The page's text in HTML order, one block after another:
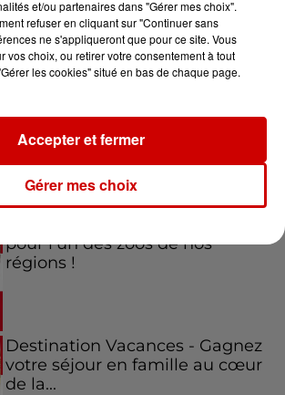
Voir plus
festival Marché Gourmand 2026
à Coulon !
pour l'un des zoos de nos
régions !
Destination Vacances - Gagnez
votre séjour en famille au cœur
de la...
et/ou partenaires dans "Gérer mes choix".
refuser en cliquant sur "Continuer sans
ne s'appliqueront que pour ce site. Vous
vos choix, ou retirer votre consentement à tout
les cookies" situé en bas de chaque page.
Gérer mes choix
Accepter et fermer